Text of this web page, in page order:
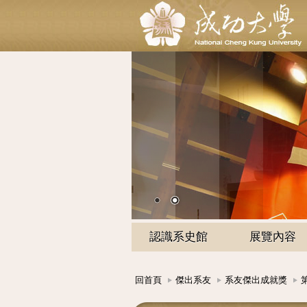
認識系史館 展覽內容
回首頁 傑出系友 系友傑出成就獎